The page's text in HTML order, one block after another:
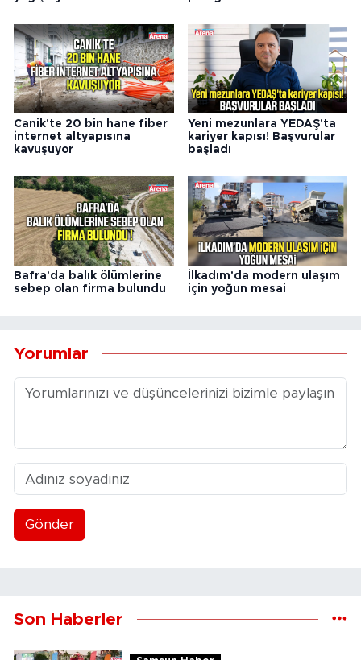
Canik'te 20 bin hane fiber
internet altyapısına
kavuşuyor
Yeni mezunlara YEDAŞ'ta
kariyer kapısı! Başvurular
başladı
Bafra'da balık ölümlerine
sebep olan firma bulundu
İlkadım'da modern ulaşım
için yoğun mesai
Yorumlar
Gönder
Son Haberler